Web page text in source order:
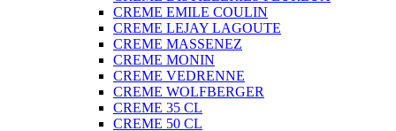
CREME EMILE COULIN
CREME LEJAY LAGOUTE
CREME MASSENEZ
CREME MONIN
CREME VEDRENNE
CREME WOLFBERGER
CREME 35 CL
CREME 50 CL